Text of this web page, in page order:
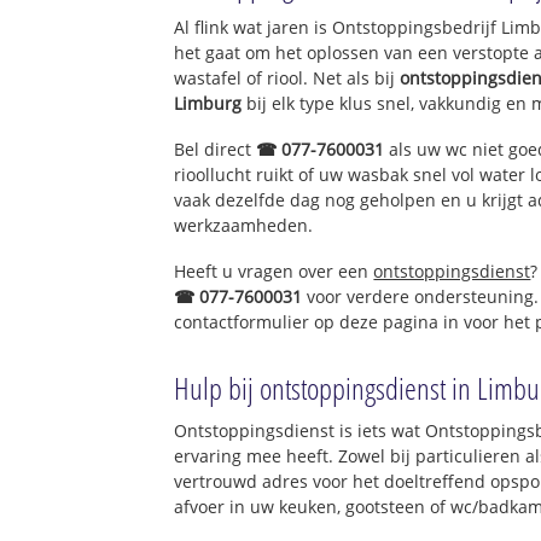
Al flink wat jaren is Ontstoppingsbedrijf
het gaat om het oplossen van een verstopte
wastafel of riool. Net als bij
Limburg bij elk type klus snel, vakkundig en
Bel direct ☎ 077-7600031 als uw wc niet
rioollucht ruikt of uw wasbak snel vol water
vaak dezelfde dag nog geholpen en u krijgt
werkzaamheden.
Heeft u vragen over eenontstoppingsdienst
☎ 077-7600031 voor verdere
contactformulier op deze pagina in voor het
Hulp bij ontstoppingsdienst in
Ontstoppingsdienst is iets wat
ervaring mee heeft. Zowel bij particulieren
vertrouwd adres voor het doeltreffend
afvoer in uw keuken, gootsteen of wc/